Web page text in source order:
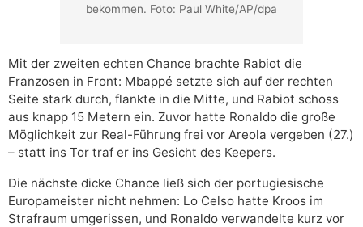
bekommen. Foto: Paul White/AP/dpa
Mit der zweiten echten Chance brachte Rabiot die
Franzosen in Front: Mbappé setzte sich auf der rechten
Seite stark durch, flankte in die Mitte, und Rabiot schoss
aus knapp 15 Metern ein. Zuvor hatte Ronaldo die große
Möglichkeit zur Real-Führung frei vor Areola vergeben (27.)
– statt ins Tor traf er ins Gesicht des Keepers.
Die nächste dicke Chance ließ sich der portugiesische
Europameister nicht nehmen: Lo Celso hatte Kroos im
Strafraum umgerissen, und Ronaldo verwandelte kurz vor